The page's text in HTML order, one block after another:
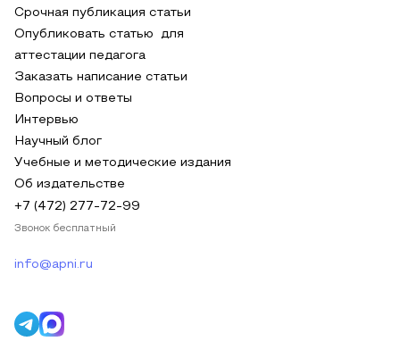
Срочная публикация статьи
Опубликовать статью для
аттестации педагога
Заказать написание статьи
Вопросы и ответы
Интервью
Научный блог
Учебные и методические издания
Об издательстве
+7 (472) 277-72-99
Звонок бесплатный
info@apni.ru